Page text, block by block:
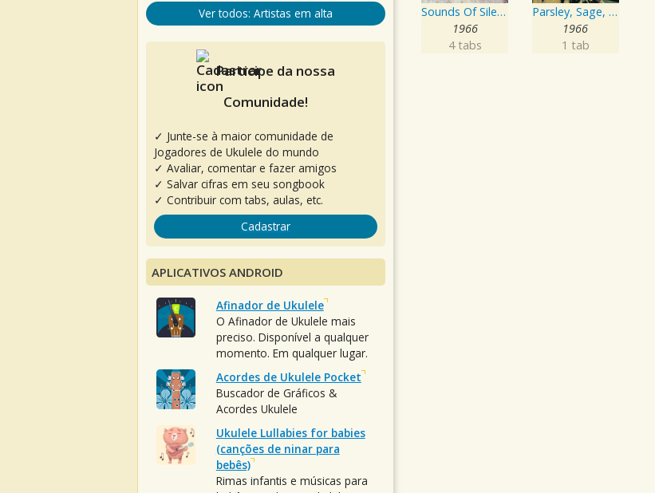
Sounds Of Silence
1966
4 tabs
Parsley, Sage, Rosemary And Thyme
1966
1 tab
Ver todos: Artistas em alta
Participe da nossa
Comunidade!
✓ Junte-se à maior comunidade de
Jogadores de Ukulele do mundo
✓ Avaliar, comentar e fazer amigos
✓ Salvar cifras em seu songbook
✓ Contribuir com tabs, aulas, etc.
Cadastrar
APLICATIVOS ANDROID
Afinador de Ukulele
O Afinador de Ukulele mais
preciso. Disponível a qualquer
momento. Em qualquer lugar.
Acordes de Ukulele Pocket
Buscador de Gráficos &
Acordes Ukulele
Ukulele Lullabies for babies
(canções de ninar para
bebês)
Rimas infantis e músicas para